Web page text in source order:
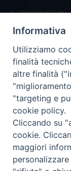
IL CENTRO STUDI
La nostra storia
Statuto
Presidenza e
Consiglio
Coordinamento
Informativa
Utilizziamo
finalità
altre finalità
"targeting e
cookie policy.
Cliccando su
cookie.
maggiori